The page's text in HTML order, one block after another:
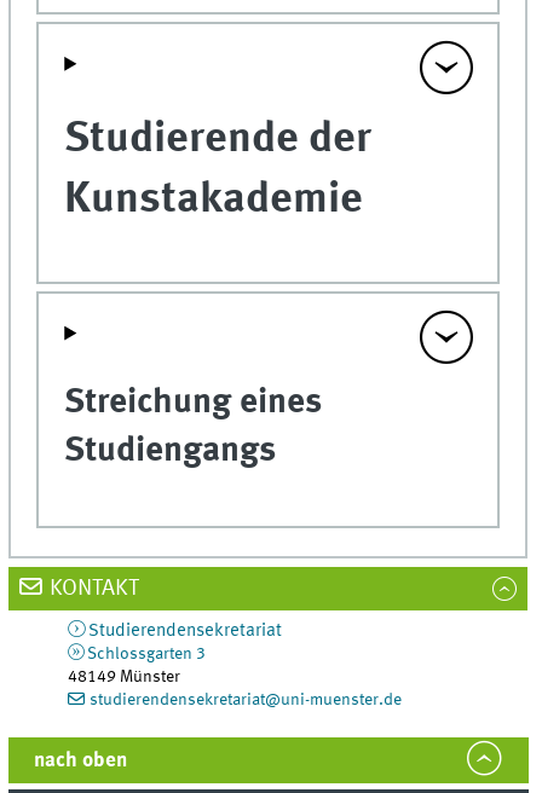
Studierende der
Kunstakademie
Streichung eines
Studiengangs
KONTAKT
Studierendensekretariat
Schlossgarten 3
48149 Münster
studierendensekretariat@uni-muenster.de
nach oben